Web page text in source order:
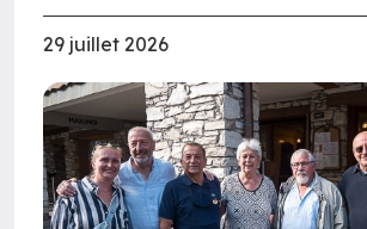
29 juillet 2026